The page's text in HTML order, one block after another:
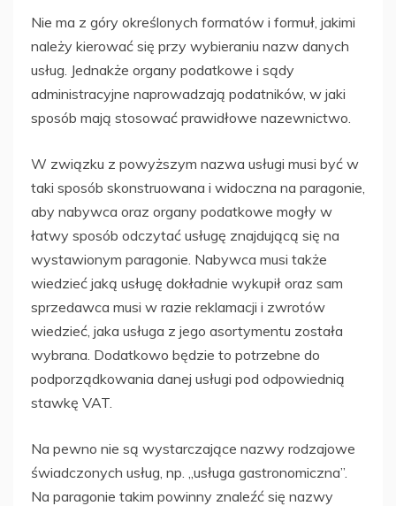
Nie ma z góry określonych formatów i formuł, jakimi
należy kierować się przy wybieraniu nazw danych
usług. Jednakże organy podatkowe i sądy
administracyjne naprowadzają podatników, w jaki
sposób mają stosować prawidłowe nazewnictwo.
W związku z powyższym nazwa usługi musi być w
taki sposób skonstruowana i widoczna na paragonie,
aby nabywca oraz organy podatkowe mogły w
łatwy sposób odczytać usługę znajdującą się na
wystawionym paragonie. Nabywca musi także
wiedzieć jaką usługę dokładnie wykupił oraz sam
sprzedawca musi w razie reklamacji i zwrotów
wiedzieć, jaka usługa z jego asortymentu została
wybrana. Dodatkowo będzie to potrzebne do
podporządkowania danej usługi pod odpowiednią
stawkę VAT.
Na pewno nie są wystarczające nazwy rodzajowe
świadczonych usług, np. „usługa gastronomiczna”.
Na paragonie takim powinny znaleźć się nazwy